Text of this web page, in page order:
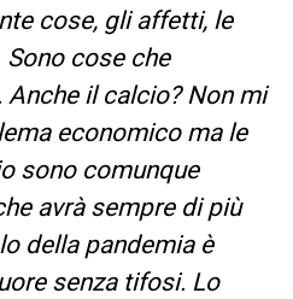
cose, gli affetti, le
cose che
il calcio? Non mi
economico ma le
sono comunque
avrà sempre di più
della pandemia è
senza tifosi. Lo